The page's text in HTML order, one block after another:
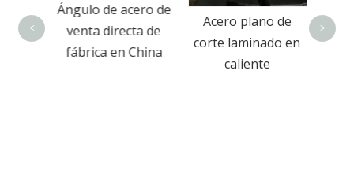
Ángulo de acero de
venta directa de
fábrica en China
Acero plano de
corte laminado en
caliente
< >